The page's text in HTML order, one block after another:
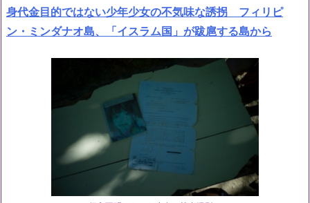
身代金目的ではない少年少女の不気味な誘拐 フィリピ
ン・ミンダナオ島、「イスラム国」が跋扈する島から